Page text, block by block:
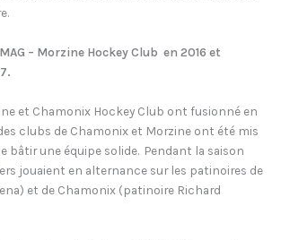
– Morzine Hockey Club en 2016 et
et Chamonix Hockey Club ont fusionné en
clubs de Chamonix et Morzine ont été mis
bâtir une équipe solide. Pendant la saison
jouaient en alternance sur les patinoires de
et de Chamonix (patinoire Richard